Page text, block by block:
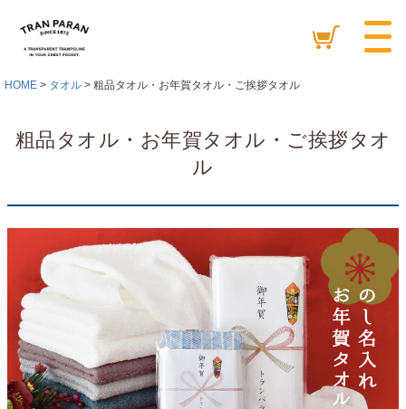
HOME タオル 粗品タオル・お年賀タオル・ご挨拶タオル
粗品タオル・お年賀タオル・ご挨拶タオ
ル